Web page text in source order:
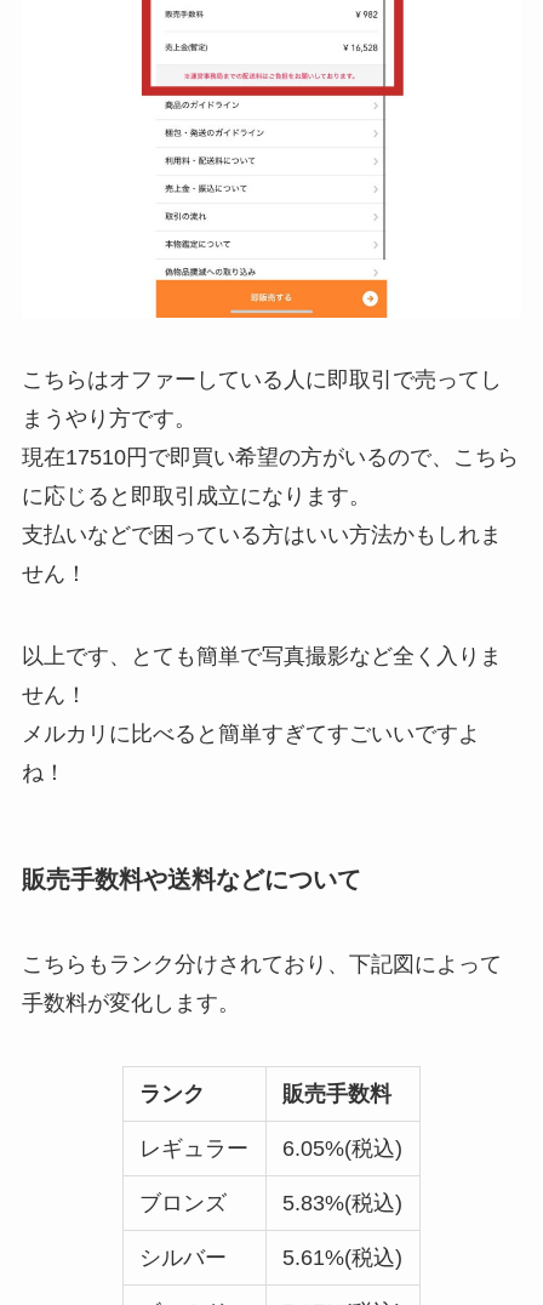
こちらはオファーしている人に即取引で売ってし
まうやり方です。
現在17510円で即買い希望の方がいるので、こちら
に応じると即取引成立になります。
支払いなどで困っている方はいい方法かもしれま
せん！
以上です、とても簡単で写真撮影など全く入りま
せん！
メルカリに比べると簡単すぎてすごいいですよ
ね！
販売手数料や送料などについて
こちらもランク分けされており、下記図によって
手数料が変化します。
ランク 販売手数料
レギュラー 6.05%(税込)
ブロンズ 5.83%(税込)
シルバー 5.61%(税込)